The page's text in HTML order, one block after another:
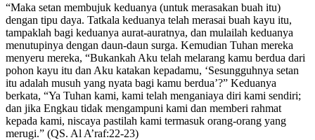
“Maka setan membujuk keduanya (untuk merasakan buah itu)
dengan tipu daya. Tatkala keduanya telah merasai buah kayu itu,
tampaklah bagi keduanya aurat-auratnya, dan mulailah keduanya
menutupi­nya dengan daun-daun surga. Kemudian Tuhan mereka
menyeru mereka, “Bukankah Aku telah melarang kamu berdua dari
pohon kayu itu dan Aku katakan kepadamu, ‘Sesungguhnya setan
itu adalah musuh yang nyata bagi kamu berdua’?” Keduanya
berkata, “Ya Tuhan kami, kami telah menganiaya diri kami sendiri;
dan jika Engkau tidak mengampuni kami dan memberi rahmat
kepada kami, niscaya pastilah kami termasuk orang-orang yang
merugi.” (QS. Al A’raf:22-23)